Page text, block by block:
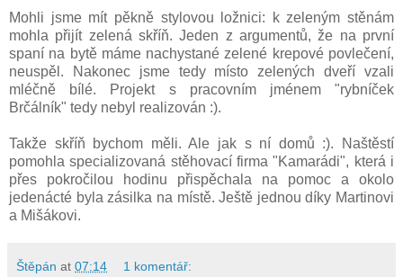
Mohli jsme mít pěkně stylovou ložnici: k zeleným stěnám
mohla přijít zelená skříň. Jeden z argumentů, že na první
spaní na bytě máme nachystané zelené krepové povlečení,
neuspěl. Nakonec jsme tedy místo zelených dveří vzali
mléčně bílé. Projekt s pracovním jménem "rybníček
Brčálník" tedy nebyl realizován :).
Takže skříň bychom měli. Ale jak s ní domů :). Naštěstí
pomohla specializovaná stěhovací firma "Kamarádi", která i
přes pokročilou hodinu přispěchala na pomoc a okolo
jedenácté byla zásilka na místě. Ještě jednou díky Martinovi
a Mišákovi.
Štěpán at 07:14 1 komentář: